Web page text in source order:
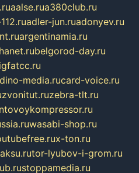
aalse.rua380club.ru
adler-jun.ruadonyev.ru
argentinamia.ru
belgorod-day.ru
media.rucard-voice.ru
zvonitut.ruzebra-tlt.ru
wasabi-shop.ru
x-ton.ru
tor-lyubov-i-grom.ru
stoppamedia.ru